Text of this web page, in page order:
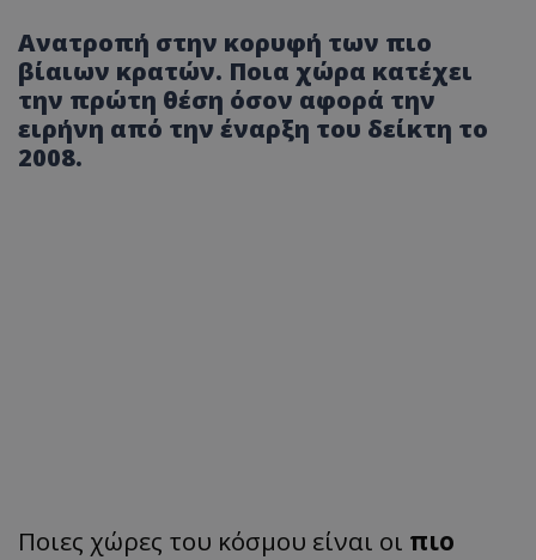
Ανατροπή στην κορυφή των πιο
βίαιων κρατών. Ποια χώρα κατέχει
την πρώτη θέση όσον αφορά την
ειρήνη από την έναρξη του δείκτη το
2008.
Ποιες χώρες του κόσμου είναι οι πιο